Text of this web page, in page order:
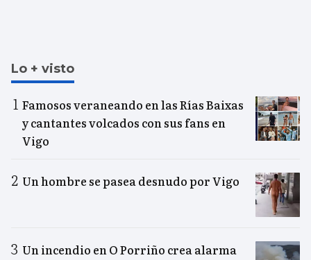
Lo + visto
Famosos veraneando en las Rías Baixas
y cantantes volcados con sus fans en
Vigo
Un hombre se pasea desnudo por Vigo
Un incendio en O Porriño crea alarma